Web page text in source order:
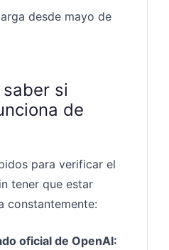
desde mayo de
si
de
para verificar el
tener que estar
constantemente:
oficial de OpenAI: